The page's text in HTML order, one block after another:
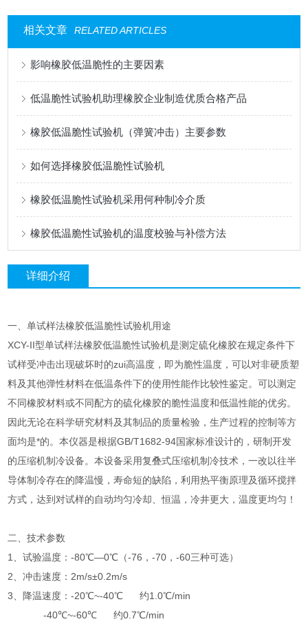
相关文章 RELATED ARTICLES
影响橡胶低温脆性的主要因素
低温脆性试验机助理橡胶企业制造优质合格产品
橡胶低温脆性试验机（弹簧冲击）主要参数
如何选择橡胶低温脆性试验机
橡胶低温脆性试验机采用何种制冷介质
橡胶低温脆性试验机的温度校验与补偿方法
详细介绍
一、单试样法橡胶低温脆性试验机用途
XCY-II型单试样法橡胶低温脆性试验机是测定硫化橡胶在规定条件下
试样受冲击出现破坏时的zui高温度，即为脆性温度，可以对非硬质塑
料及其他弹性材料在低温条件下的使用性能作比较性鉴定。可以测定
不同橡胶材料或不同配方的硫化橡胶的脆性温度和低温性能的优劣。
因此无论在科学研究材料及其制品的质量检验，生产过程的控制等方
面均是*的。本仪器是根据GB/T1682-94国家标准设计的，研制开发
的压缩机制冷设备。本设备采用复叠式压缩机制冷技术，一改以往半
导体制冷存在的降温慢，寿命短的缺陷，利用热平衡原理及循环搅拌
方式，达到对试样的自动均匀冷却、恒温，冷井更大，温度更均匀！
二、技术参数
1、试验温度：-80℃—0℃（-76，-70，-60三种可选）
2、冲击速度：2m/s±0.2m/s
3、降温速度：-20℃~-40℃ 约1.0℃/min
-40℃~-60℃ 约0.7℃/min